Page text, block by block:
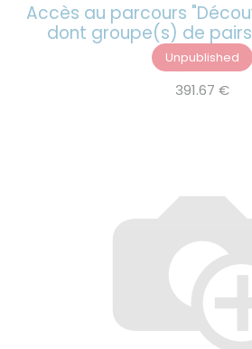
Accès au parcours
dont groupe(s) de
Unpublished
391.67 €